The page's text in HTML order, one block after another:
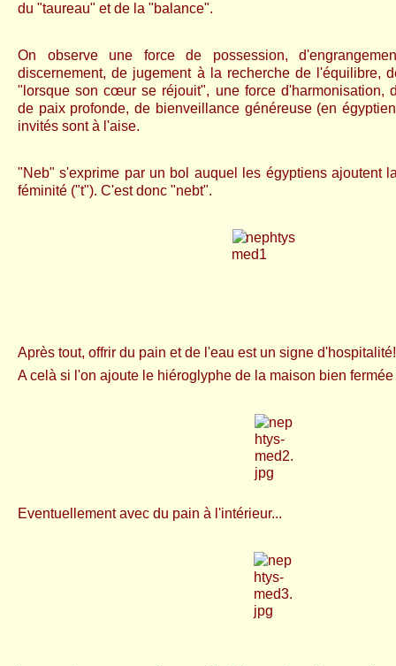
du "taureau" et de la "balance".
On observe une force de possession,
discernement, de jugement à la recherche de l'équilibre,
"lorsque son cœur se réjouit", une force d'harmonisation,
de paix profonde, de bienveillance généreuse (en
invités sont à l'aise.
"Neb" s'exprime par un bol auquel les égyptiens ajoutent
féminité ("t"). C'est donc "nebt".
Après tout, offrir du pain et de l'eau est un signe d'hospitalité!
A celà si l'on ajoute le hiéroglyphe de la maison bien
Eventuellement avec du pain à l'intérieur...